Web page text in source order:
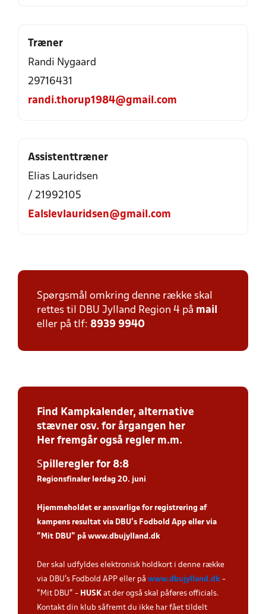
Træner
Randi Nygaard
29716431
randi.thorup1984@gmail.com
Assistenttræner
Elias Lauridsen
/ 21992105
Ealslevlauridsen@gmail.com
Spørgsmål omkring denne række skal
rettes til DBU Jylland Region 4 på mail
eller på tlf: 8939 9940
Find Kampkalender, alternative
stævner osv. for årgangen her
Her fremgår også regler m.m.
Spilleregler for 8:8
Regionsfinaler lørdag 20. juni
Hjemmeholdet er ansvarlige for registrering af
kampens resultat via DBU’s Fodbold App eller via
”Mit DBU” på www.dbujylland.dk.
Der skal udfyldes elektronisk holdkort i denne række
via DBU's Fodbold APP eller på www.dbujylland.dk -
"Mit DBU" - HUSK at der også skal påføres officials.
Kontakt din klub såfremt du ikke har fået tildelt